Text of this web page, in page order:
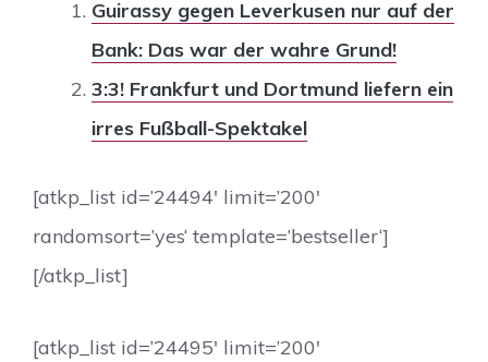
Guirassy gegen Leverkusen nur auf der
Bank: Das war der wahre Grund!
3:3! Frankfurt und Dortmund liefern ein
irres Fußball-Spektakel
[atkp_list id=’24494′ limit=’200′
randomsort=’yes‘ template=’bestseller‘]
[/atkp_list]
[atkp_list id=’24495′ limit=’200′